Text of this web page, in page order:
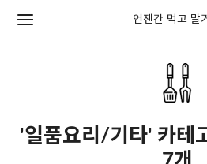
언젠간 먹고 말
'일품요리/기타' 카테